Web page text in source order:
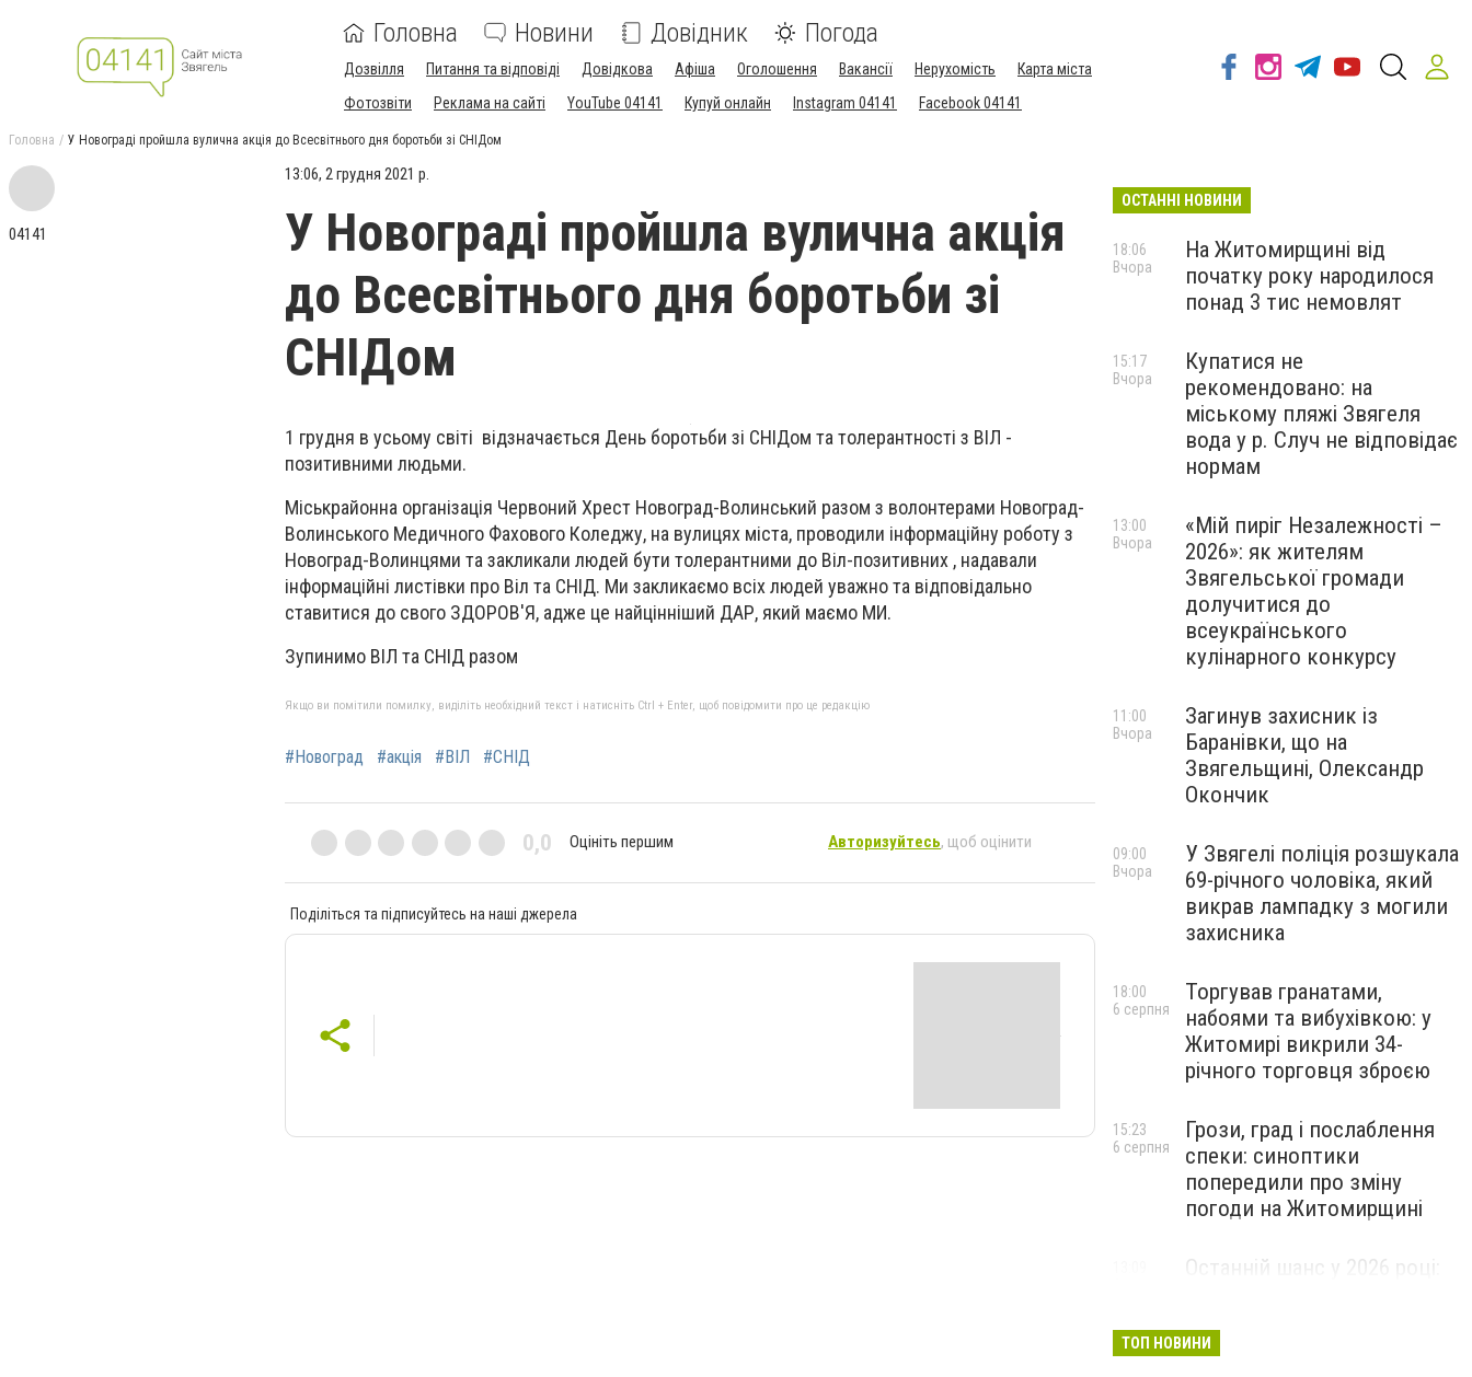
Головна Новини Довідник Погода
Дозвілля Питання та відповіді Довідкова Афіша Оголошення Вакансії Нерухомість
Карта міста
Фотозвіти
Реклама на сайті YouTube 04141 Купуй онлайн Instagram 04141 Facebook 04141
Головна У Новограді пройшла вулична акція до Всесвітнього дня боротьби зі СНІДом
04141
13:06, 2 грудня 2021 р.
У Новограді пройшла вулична акція
до Всесвітнього дня боротьби зі
СНІДом
1 грудня в усьому світі відзначається День боротьби зі СНІДом та толерантності з ВІЛ -
позитивними людьми.
Міськрайонна організація Червоний Хрест Новоград-Волинський разом з волонтерами Новоград-
Волинського Медичного Фахового Коледжу, на вулицях міста, проводили інформаційну роботу з
Новоград-Волинцями та закликали людей бути толерантними до Віл-позитивних , надавали
інформаційні листівки про Віл та СНІД. Ми закликаємо всіх людей уважно та відповідально
ставитися до свого ЗДОРОВ'Я, адже це найцінніший ДАР, який маємо МИ.
Зупинимо ВІЛ та СНІД разом
Якщо ви помітили помилку, виділіть необхідний текст і натисніть Ctrl + Enter, щоб повідомити про це редакцію
#Новоград #акція #ВІЛ #СНІД
0,0 Оцініть першим Авторизуйтесь, щоб оцінити
Поділіться та підписуйтесь на наші джерела
ОСТАННІ НОВИНИ
На Житомирщині від
початку року народилося
понад 3 тис немовлят
18:06
Вчора
Купатися не
рекомендовано: на
міському пляжі Звягеля
вода у р. Случ не відповідає
нормам
15:17
Вчора
«Мій пиріг Незалежності –
2026»: як жителям
Звягельської громади
долучитися до
всеукраїнського
кулінарного конкурсу
13:00
Вчора
Загинув захисник із
Баранівки, що на
Звягельщині, Олександр
Окончик
11:00
Вчора
У Звягелі поліція розшукала
69-річного чоловіка, який
викрав лампадку з могили
захисника
09:00
Вчора
Торгував гранатами,
набоями та вибухівкою: у
Житомирі викрили 34-
річного торговця зброєю
18:00
6 серпня
Грози, град і послаблення
спеки: синоптики
попередили про зміну
погоди на Житомирщині
15:23
6 серпня
Останній шанс у 2026 році:
майбутніх водійок автобусів
ТОП НОВИНИ